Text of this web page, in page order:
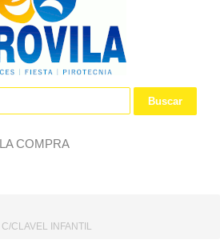
COMPRA
CLAVEL INFANTIL